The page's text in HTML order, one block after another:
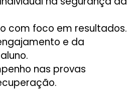
com foco em resultados.
e da
nas provas